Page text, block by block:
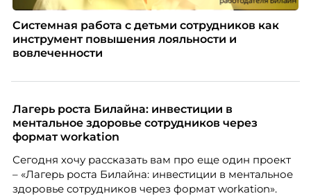
Системная работа с детьми сотрудников как
инструмент повышения лояльности и
вовлеченности
Лагерь роста Билайна: инвестиции в
ментальное здоровье сотрудников через
формат workation
Сегодня хочу рассказать вам про еще один проект
– «Лагерь роста Билайна: инвестиции в ментальное
здоровье сотрудников через формат workation».